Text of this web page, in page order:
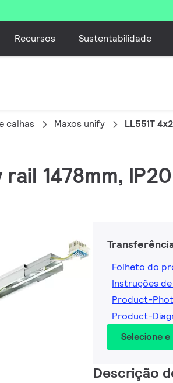
Recursos Sustentabilidade
calhas Maxos unify LL551T
1478mm,
Folheto do
Instruções
Product-
Product-
Selecione
Descrição